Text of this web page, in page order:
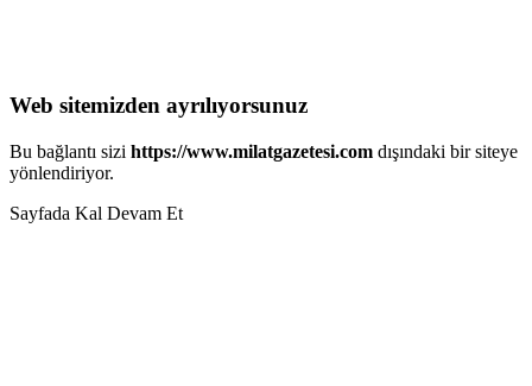
Web sitemizden ayrılıyorsunuz
Bu bağlantı sizi https://www.milatgazetesi.com dışındaki bir siteye
yönlendiriyor.
Sayfada Kal Devam Et